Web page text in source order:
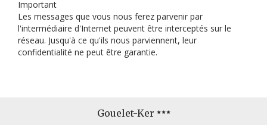
Important
Les messages que vous nous ferez parvenir par
l'intermédiaire d'Internet peuvent être interceptés sur le
réseau. Jusqu'à ce qu'ils nous parviennent, leur
confidentialité ne peut être garantie.
Gouelet-Ker